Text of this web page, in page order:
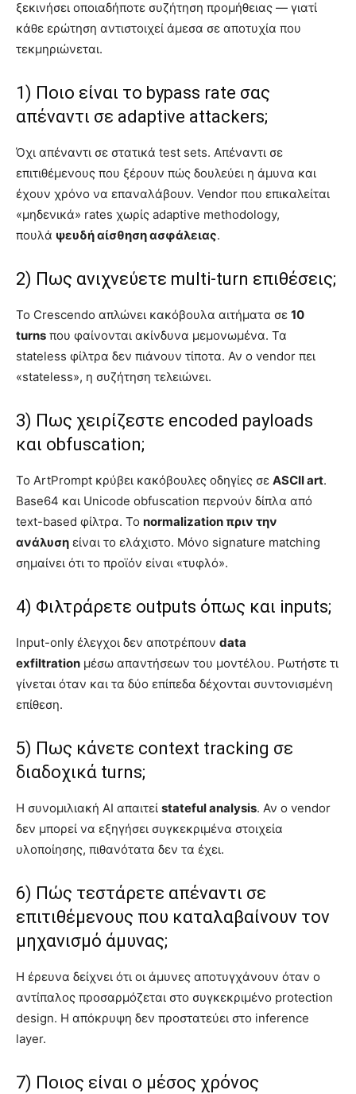
ξεκινήσει οποιαδήποτε συζήτηση προμήθειας — γιατί
κάθε ερώτηση αντιστοιχεί άμεσα σε αποτυχία που
τεκμηριώνεται.
1) Ποιο είναι το bypass rate σας
απέναντι σε adaptive attackers;
Όχι απέναντι σε στατικά test sets. Απέναντι σε
επιτιθέμενους που ξέρουν πώς δουλεύει η άμυνα και
έχουν χρόνο να επαναλάβουν. Vendor που επικαλείται
«μηδενικά» rates χωρίς adaptive methodology,
πουλά ψευδή αίσθηση ασφάλειας.
2) Πως ανιχνεύετε multi-turn επιθέσεις;
Το Crescendo απλώνει κακόβουλα αιτήματα σε 10
turns που φαίνονται ακίνδυνα μεμονωμένα. Τα
stateless φίλτρα δεν πιάνουν τίποτα. Αν ο vendor πει
«stateless», η συζήτηση τελειώνει.
3) Πως χειρίζεστε encoded payloads
και obfuscation;
Το ArtPrompt κρύβει κακόβουλες οδηγίες σε ASCII art.
Base64 και Unicode obfuscation περνούν δίπλα από
text-based φίλτρα. Το normalization πριν την
ανάλυση είναι το ελάχιστο. Μόνο signature matching
σημαίνει ότι το προϊόν είναι «τυφλό».
4) Φιλτράρετε outputs όπως και inputs;
Input-only έλεγχοι δεν αποτρέπουν data
exfiltration μέσω απαντήσεων του μοντέλου. Ρωτήστε τι
γίνεται όταν και τα δύο επίπεδα δέχονται συντονισμένη
επίθεση.
5) Πως κάνετε context tracking σε
διαδοχικά turns;
Η συνομιλιακή AI απαιτεί stateful analysis. Αν ο vendor
δεν μπορεί να εξηγήσει συγκεκριμένα στοιχεία
υλοποίησης, πιθανότατα δεν τα έχει.
6) Πώς τεστάρετε απέναντι σε
επιτιθέμενους που καταλαβαίνουν τον
μηχανισμό άμυνας;
Η έρευνα δείχνει ότι οι άμυνες αποτυγχάνουν όταν ο
αντίπαλος προσαρμόζεται στο συγκεκριμένο protection
design. Η απόκρυψη δεν προστατεύει στο inference
layer.
7) Ποιος είναι ο μέσος χρόνος